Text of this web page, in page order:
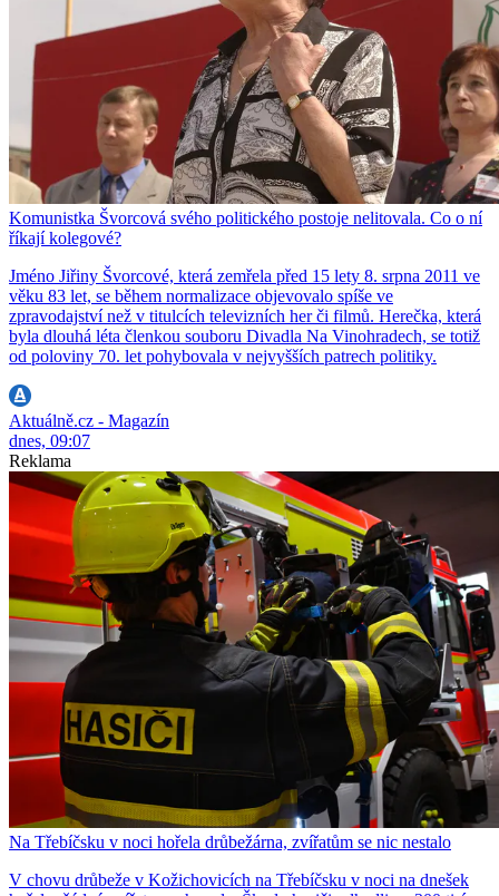
Komunistka Švorcová svého politického postoje nelitovala. Co o ní
říkají kolegové?
Jméno Jiřiny Švorcové, která zemřela před 15 lety 8. srpna 2011 ve
věku 83 let, se během normalizace objevovalo spíše ve
zpravodajství než v titulcích televizních her či filmů. Herečka, která
byla dlouhá léta členkou souboru Divadla Na Vinohradech, se totiž
od poloviny 70. let pohybovala v nejvyšších patrech politiky.
Aktuálně.cz - Magazín
dnes, 09:07
Reklama
Na Třebíčsku v noci hořela drůbežárna, zvířatům se nic nestalo
V chovu drůbeže v Kožichovicích na Třebíčsku v noci na dnešek